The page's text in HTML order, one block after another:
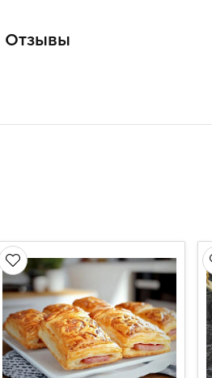
Отзывы